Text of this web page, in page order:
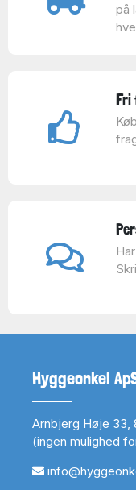
på
Fri
Hyggeonkel
Arnbjerg Høje 33,
(ingen mulighed